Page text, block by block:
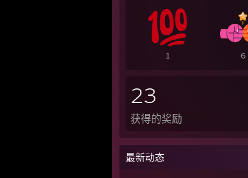
1 6
23
获得的奖励
最新动态